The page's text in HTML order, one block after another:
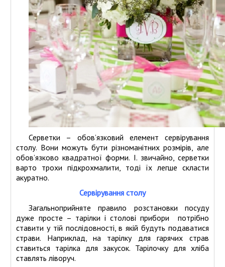
Серветки – обов’язковий елемент сервірування
столу. Вони можуть бути різноманітних розмірів, але
обов’язково квадратної форми. І. звичайно, серветки
варто трохи підкрохмалити, тоді їх легше скласти
акуратно.
Сервірування столу
Загальноприйняте правило розстановки посуду
дуже просте – тарілки і столові прибори потрібно
ставити у тій послідовності, в якій будуть подаватися
страви. Наприклад, на тарілку для гарячих страв
ставиться тарілка для закусок. Тарілочку для хліба
ставлять ліворуч.